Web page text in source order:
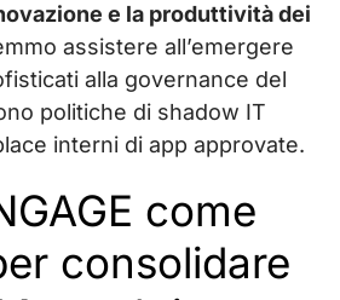
e la produttività dei
assistere all’emergere
alla governance del
politiche di shadow IT
interni di app approvate.
come
consolidare